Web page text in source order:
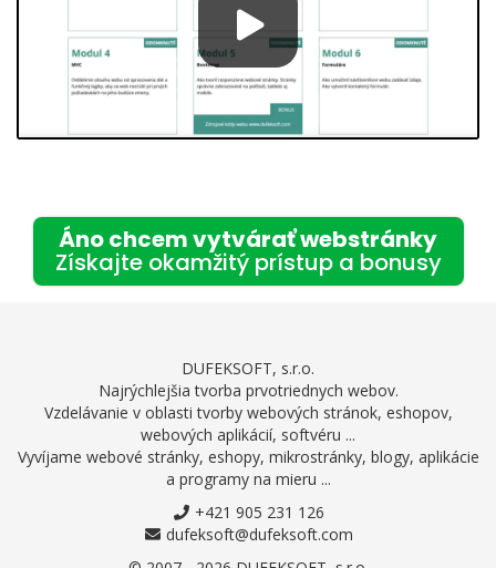
Áno chcem vytvárať webstránky
Získajte okamžitý prístup a bonusy
DUFEKSOFT, s.r.o.
Najrýchlejšia tvorba prvotriednych webov.
Vzdelávanie v oblasti tvorby webových stránok, eshopov,
webových aplikácií, softvéru ...
Vyvíjame webové stránky, eshopy, mikrostránky, blogy, aplikácie
a programy na mieru ...
+421 905 231 126
dufeksoft@dufeksoft.com